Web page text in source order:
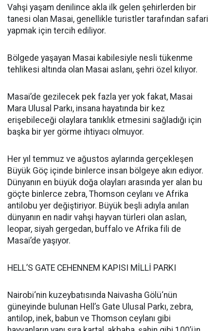
Vahşi yaşam denilince akla ilk gelen şehirlerden bir
tanesi olan Masai, genellikle turistler tarafından safari
yapmak için tercih ediliyor.
Bölgede yaşayan Masai kabilesiyle nesli tükenme
tehlikesi altında olan Masai aslanı, şehri özel kılıyor.
Masai’de gezilecek pek fazla yer yok fakat, Masai
Mara Ulusal Parkı, insana hayatında bir kez
erişebileceği olaylara tanıklık etmesini sağladığı için
başka bir yer görme ihtiyacı olmuyor.
Her yıl temmuz ve ağustos aylarında gerçekleşen
Büyük Göç içinde binlerce insan bölgeye akın ediyor.
Dünyanın en büyük doğa olayları arasında yer alan bu
göçte binlerce zebra, Thomson ceylanı ve Afrika
antilobu yer değiştiriyor. Büyük beşli adıyla anılan
dünyanın en nadir vahşi hayvan türleri olan aslan,
leopar, siyah gergedan, buffalo ve Afrika fili de
Masai’de yaşıyor.
HELL’S GATE CEHENNEM KAPISI MİLLİ PARKI
Nairobi‘nin kuzeybatısında Naivasha Gölü‘nün
güneyinde bulunan Hell’s Gate Ulusal Parkı, zebra,
antilop, inek, babun ve Thomson ceylanı gibi